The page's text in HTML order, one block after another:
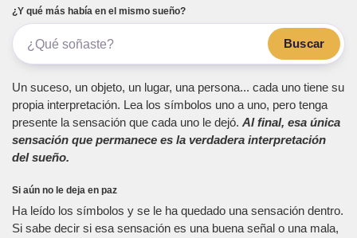
¿Y qué más había en el mismo sueño?
Buscar
Un suceso, un objeto, un lugar, una persona... cada uno tiene su
propia interpretación. Lea los símbolos uno a uno, pero tenga
presente la sensación que cada uno le dejó. Al final, esa única
sensación que permanece es la verdadera interpretación
del sueño.
Si aún no le deja en paz
Ha leído los símbolos y se le ha quedado una sensación dentro.
Si sabe decir si esa sensación es una buena señal o una mala,